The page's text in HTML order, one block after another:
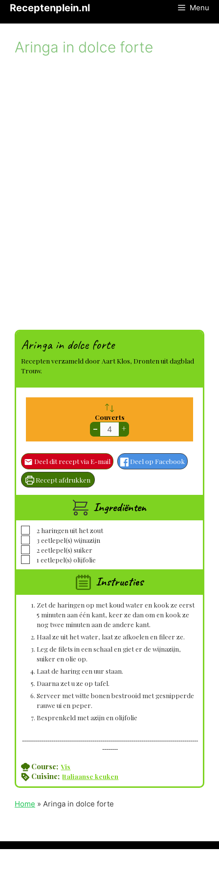
inhoud
Receptenplein.nl Menu
Aringa in dolce forte
Aringa in dolce forte
Recepten verzameld door Aart Klos, Dronten uit dagblad
Trouw.
Couverts
– +
Deel dit recept via E-mail Deel op Facebook
Recept afdrukken
Ingrediënten
▢
2 haringen uit het zout
▢
3 eetlepel(s) wijnazijn
▢
2eetlepel(s) suiker
▢1 eetlepel(s) olijfolie
Instructies
Zet de haringen op met koud water en kook ze eerst
5 minuten aan één kant, keer ze dan om en kook ze
nog twee minuten aan de andere kant.
Haal ze uit het water, laat ze afkoelen en fileer ze.
Leg de filets in een schaal en giet er de wijnazijn,
suiker en olie op.
Laat de haring een uur staan.
Daarna zet u ze op tafel.
Serveer met witte bonen bestrooid met gesnipperde
rauwe ui en peper.
Besprenkeld met azijn en olijfolie
------------------------------------------------------------------------------------------
--------
Course; Vis
Cuisine; Italiaanse keuken
Home » Aringa in dolce forte